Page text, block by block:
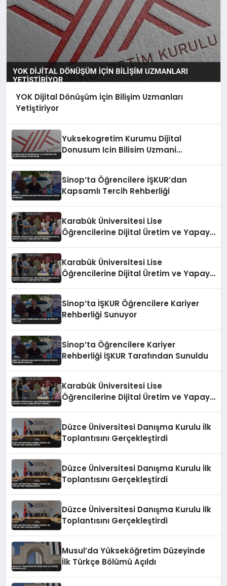
YOK Dijital Dönüşüm İçin Bilişim Uzmanları
Yetiştiriyor
Yuksekogretim Kurumu Dijital
Donusum Icin Bilisim Uzmani
Sinop’ta Öğrencilere İŞKUR’dan
Kapsamlı Tercih Rehberliği
Karabük Üniversitesi Lise
Öğrencilerine Dijital Üretim ve Yapay
Karabük Üniversitesi Lise
Öğrencilerine Dijital Üretim ve Yapay
Sinop’ta İŞKUR Öğrencilere Kariyer
Rehberliği Sunuyor
Sinop’ta Öğrencilere Kariyer
Rehberliği İŞKUR Tarafından Sunuldu
Karabük Üniversitesi Lise
Öğrencilerine Dijital Üretim ve Yapay
Düzce Üniversitesi Danışma Kurulu İlk
Toplantısını Gerçekleştirdi
Düzce Üniversitesi Danışma Kurulu İlk
Toplantısını Gerçekleştirdi
Düzce Üniversitesi Danışma Kurulu İlk
Toplantısını Gerçekleştirdi
Musul’da Yükseköğretim Düzeyinde
İlk Türkçe Bölümü Açıldı